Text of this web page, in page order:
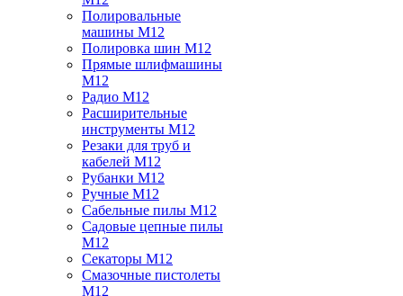
Полировальные
машины M12
Полировка шин M12
Прямые шлифмашины
M12
Радио M12
Расширительные
инструменты M12
Резаки для труб и
кабелей M12
Рубанки M12
Ручные M12
Сабельные пилы M12
Садовые цепные пилы
M12
Секаторы M12
Смазочные пистолеты
M12